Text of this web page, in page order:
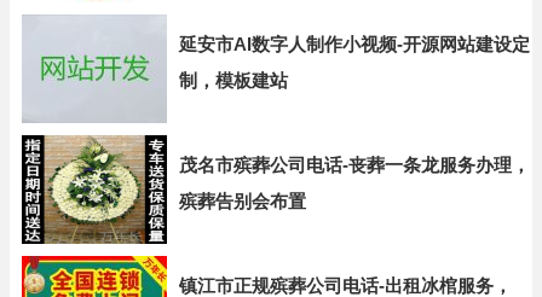
延安市AI数字人制作小视频-开源网站建设定
制，模板建站
茂名市殡葬公司电话-丧葬一条龙服务办理，
殡葬告别会布置
镇江市正规殡葬公司电话-出租冰棺服务，